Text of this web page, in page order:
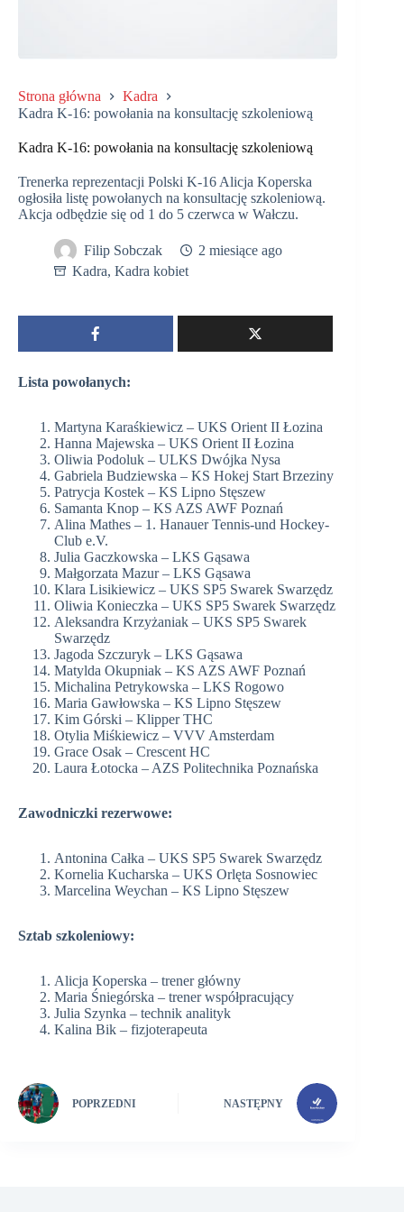
Strona główna
Kadra
Kadra K-16: powołania na konsultację szkoleniową
Kadra K-16: powołania na konsultację szkoleniową
Trenerka reprezentacji Polski K-16 Alicja Koperska
ogłosiła listę powołanych na konsultację szkoleniową.
Akcja odbędzie się od 1 do 5 czerwca w Wałczu.
Filip Sobczak
2 miesiące ago
Kadra, Kadra kobiet
Lista powołanych:
Martyna Karaśkiewicz – UKS Orient II Łozina
Hanna Majewska – UKS Orient II Łozina
Oliwia Podoluk – ULKS Dwójka Nysa
Gabriela Budziewska – KS Hokej Start Brzeziny
Patrycja Kostek – KS Lipno Stęszew
Samanta Knop – KS AZS AWF Poznań
Alina Mathes – 1. Hanauer Tennis-und Hockey-
Club e.V.
Julia Gaczkowska – LKS Gąsawa
Małgorzata Mazur – LKS Gąsawa
Klara Lisikiewicz – UKS SP5 Swarek Swarzędz
Oliwia Konieczka – UKS SP5 Swarek Swarzędz
Aleksandra Krzyżaniak – UKS SP5 Swarek
Swarzędz
Jagoda Szczuryk – LKS Gąsawa
Matylda Okupniak – KS AZS AWF Poznań
Michalina Petrykowska – LKS Rogowo
Maria Gawłowska – KS Lipno Stęszew
Kim Górski – Klipper THC
Otylia Miśkiewicz – VVV Amsterdam
Grace Osak – Crescent HC
Laura Łotocka – AZS Politechnika Poznańska
Zawodniczki rezerwowe:
Antonina Całka – UKS SP5 Swarek Swarzędz
Kornelia Kucharska – UKS Orlęta Sosnowiec
Marcelina Weychan – KS Lipno Stęszew
Sztab szkoleniowy:
Alicja Koperska – trener główny
Maria Śniegórska – trener współpracujący
Julia Szynka – technik analityk
Kalina Bik – fizjoterapeuta
POPRZEDNI NASTĘPNY